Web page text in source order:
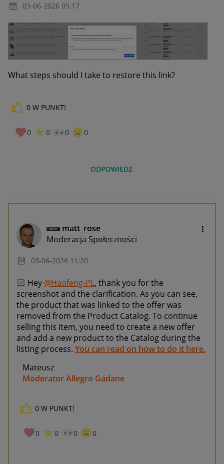
‎03-06-2026 05:17
What steps should I take to restore this link?
0 W PUNKT!
0 0 0 0
ODPOWIEDZ
matt_rose
Moderacja Społeczności
‎03-06-2026 11:20
Hey @Haofeng-PL, thank you for the
screenshot and the clarification. As you can see,
the product that was linked to the offer was
removed from the Product Catalog. To continue
selling this item, you need to create a new offer
and add a new product to the Catalog during the
listing process. You can read on how to do it here.
Mateusz
Moderator Allegro Gadane
0 W PUNKT!
0 0 0 0